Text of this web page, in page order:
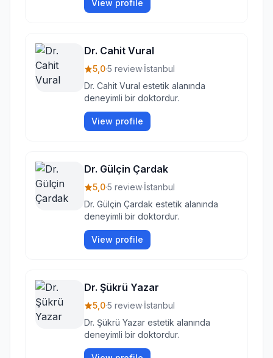
View profile
Dr. Cahit Vural
5,0·5 review·İstanbul
Dr. Cahit Vural estetik alanında
deneyimli bir doktordur.
View profile
Dr. Gülçin Çardak
5,0·5 review·İstanbul
Dr. Gülçin Çardak estetik alanında
deneyimli bir doktordur.
View profile
Dr. Şükrü Yazar
5,0·5 review·İstanbul
Dr. Şükrü Yazar estetik alanında
deneyimli bir doktordur.